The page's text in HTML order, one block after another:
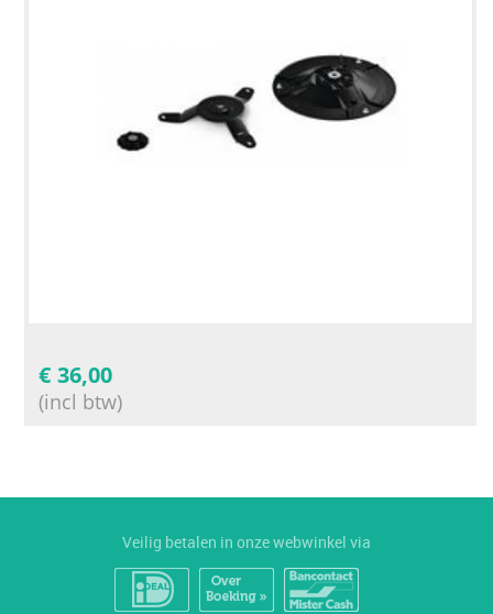
€ 36,00
(incl btw)
Veilig betalen in onze webwinkel via